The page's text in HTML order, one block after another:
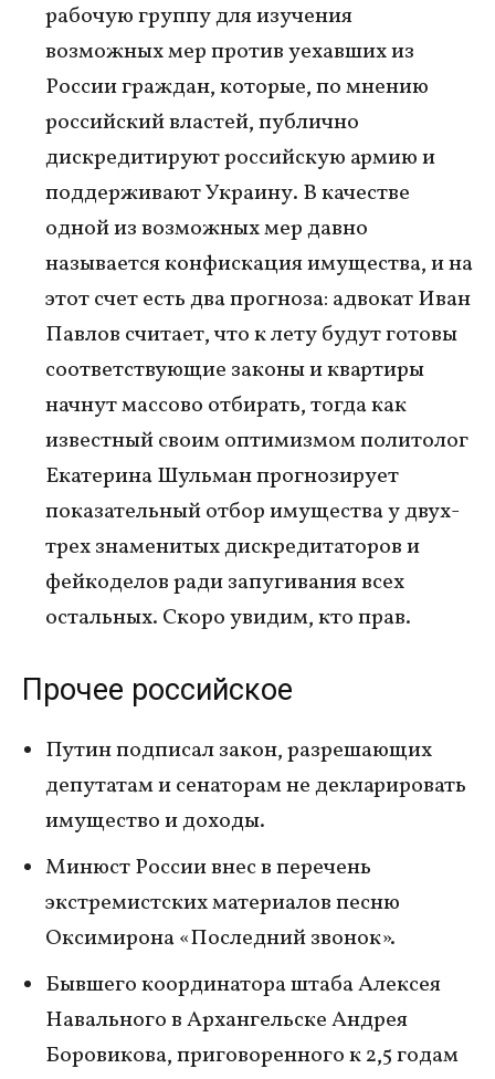
рабочую группу для изучения
возможных мер против уехавших из
России граждан, которые, по мнению
российский властей, публично
дискредитируют российскую армию и
поддерживают Украину. В качестве
одной из возможных мер давно
называется конфискация имущества, и на
этот счет есть два прогноза: адвокат Иван
Павлов считает, что к лету будут готовы
соответствующие законы и квартиры
начнут массово отбирать, тогда как
известный своим оптимизмом политолог
Екатерина Шульман прогнозирует
показательный отбор имущества у двух-
трех знаменитых дискредитаторов и
фейкоделов ради запугивания всех
остальных. Скоро увидим, кто прав.
Прочее российское
Путин подписал закон, разрешающих
депутатам и сенаторам не декларировать
имущество и доходы.
Минюст России внес в перечень
экстремистских материалов песню
Оксимирона «Последний звонок».
Бывшего координатора штаба Алексея
Навального в Архангельске Андрея
Боровикова, приговоренного к 2,5 годам